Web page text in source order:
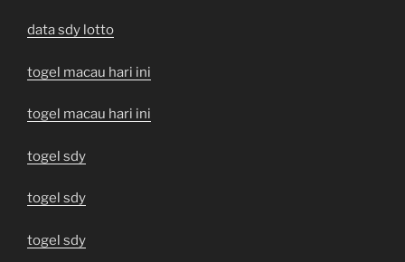
data sdy lotto
togel macau hari ini
togel macau hari ini
togel sdy
togel sdy
togel sdy